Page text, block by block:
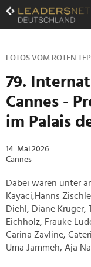
Zum
Inhalt
Zur
Navigation
Hauptnavigation
FOTOS VOM ROTEN
79.
Cannes -
im Palais
14. Mai 2026
Cannes
Dabei waren unter
Kayaci,Hanns
Diehl, Diane Kruger,
Eichholz, Frauke
Carina Zavline,
Uma Jammeh, Aja